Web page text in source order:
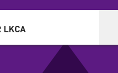
LKCA